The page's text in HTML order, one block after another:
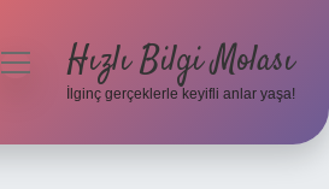
menüyüHızlı Bilgi Molası
İlginç gerçeklerle keyifli anlar yaşa!